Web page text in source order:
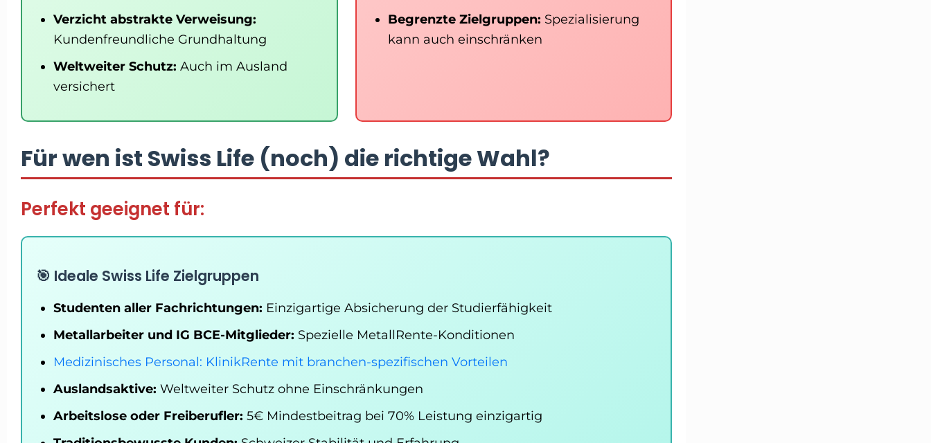
Verzicht abstrakte Verweisung:
Kundenfreundliche Grundhaltung
Weltweiter Schutz: Auch im Ausland
versichert
Begrenzte Zielgruppen: Spezialisierung
kann auch einschränken
Für wen ist Swiss Life (noch) die richtige Wahl?
Perfekt geeignet für:
🎯 Ideale Swiss Life Zielgruppen
Studenten aller Fachrichtungen: Einzigartige Absicherung der Studierfähigkeit
Metallarbeiter und IG BCE-Mitglieder: Spezielle MetallRente-Konditionen
Medizinisches Personal: KlinikRente mit branchen-spezifischen Vorteilen
Auslandsaktive: Weltweiter Schutz ohne Einschränkungen
Arbeitslose oder Freiberufler: 5€ Mindestbeitrag bei 70% Leistung einzigartig